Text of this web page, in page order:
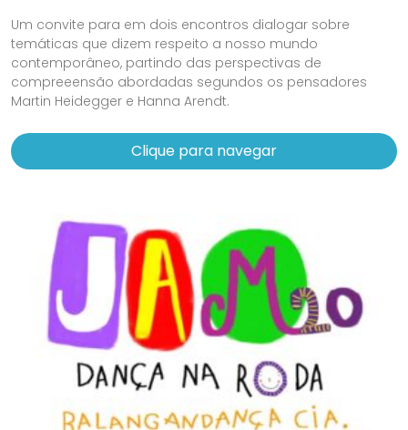
Um convite para em dois encontros dialogar sobre
temáticas que dizem respeito a nosso mundo
contemporâneo, partindo das perspectivas de
compreeensão abordadas segundos os pensadores
Martin Heidegger e Hanna Arendt.
Clique para navegar